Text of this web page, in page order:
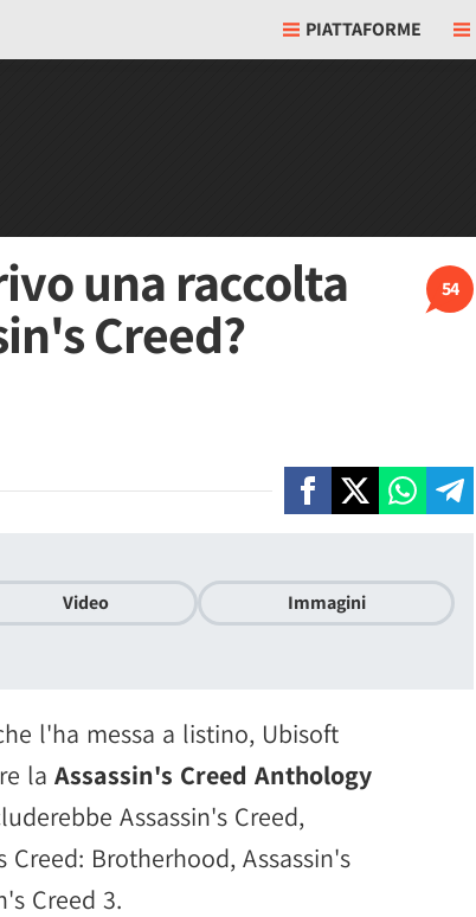
PIATTAFORME
54
una raccolta
Creed?
Video Immagini
l'ha messa a listino, Ubisoft
la Assassin's Creed Anthology
Assassin's Creed,
Creed: Brotherhood, Assassin's
Creed 3.